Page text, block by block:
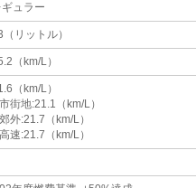
ュラー
（リットル）
（km/L）
（km/L）
街地:21.1（km/L）
外:21.7（km/L）
速:21.7（km/L）